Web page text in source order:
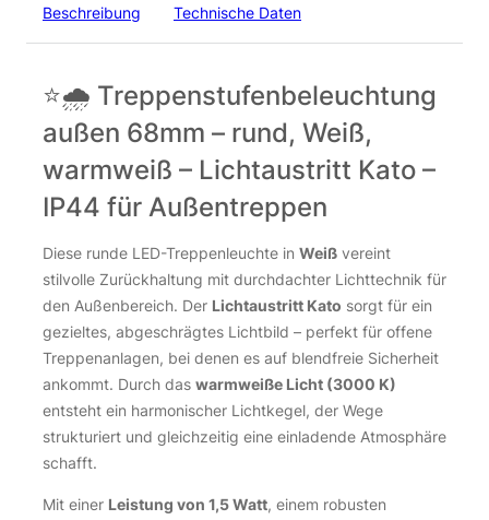
Beschreibung Technische Daten
⭐🌧️ Treppenstufenbeleuchtung
außen 68mm – rund, Weiß,
warmweiß – Lichtaustritt Kato –
IP44 für Außentreppen
Diese runde LED-Treppenleuchte in Weiß vereint
stilvolle Zurückhaltung mit durchdachter Lichttechnik für
den Außenbereich. Der Lichtaustritt Kato sorgt für ein
gezieltes, abgeschrägtes Lichtbild – perfekt für offene
Treppenanlagen, bei denen es auf blendfreie Sicherheit
ankommt. Durch das warmweiße Licht (3000 K)
entsteht ein harmonischer Lichtkegel, der Wege
strukturiert und gleichzeitig eine einladende Atmosphäre
schafft.
Mit einer Leistung von 1,5 Watt, einem robusten